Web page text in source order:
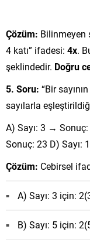
Çözüm: Bilinmeyen
4 katı” ifadesi: 4x.
şeklindedir. Doğru
5. Soru: “Bir
sayılarla
A) Sayı: 3 →
Sonuç: 23 D) Sayı:
Çözüm: Cebirsel
A) Sayı: 3 için:
B) Sayı: 5 için: